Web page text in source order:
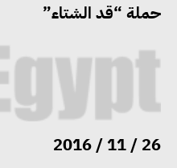
حملة “قد الشتاء”
26 / 11 / 2016
التنمية
الصناعات